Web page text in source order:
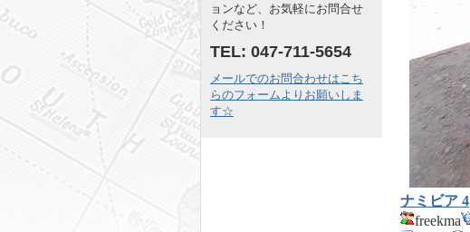
ナミビア 4
freekma
ョンなど、お気軽にお問合せ
ください！
TEL: 047-711-5654
メールでのお問合わせはこち
らのフォームよりお願いしま
す☆